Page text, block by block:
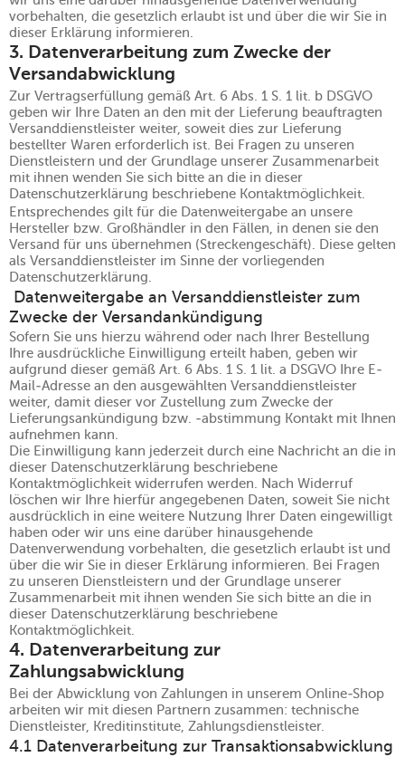
vorbehalten, die gesetzlich erlaubt ist und über die wir Sie in
dieser Erklärung informieren.
3. Datenverarbeitung zum Zwecke der
Versandabwicklung
Zur Vertragserfüllung gemäß Art. 6 Abs. 1 S. 1 lit. b DSGVO
geben wir Ihre Daten an den mit der Lieferung beauftragten
Versanddienstleister weiter, soweit dies zur Lieferung
bestellter Waren erforderlich ist. Bei Fragen zu unseren
Dienstleistern und der Grundlage unserer Zusammenarbeit
mit ihnen wenden Sie sich bitte an die in dieser
Datenschutzerklärung beschriebene Kontaktmöglichkeit.
Entsprechendes gilt für die Datenweitergabe an unsere
Hersteller bzw. Großhändler in den Fällen, in denen sie den
Versand für uns übernehmen (Streckengeschäft). Diese gelten
als Versanddienstleister im Sinne der vorliegenden
Datenschutzerklärung.
Datenweitergabe an Versanddienstleister zum
Zwecke der Versandankündigung
Sofern Sie uns hierzu während oder nach Ihrer Bestellung
Ihre ausdrückliche Einwilligung erteilt haben, geben wir
aufgrund dieser gemäß Art. 6 Abs. 1 S. 1 lit. a DSGVO Ihre E-
Mail-Adresse an den ausgewählten Versanddienstleister
weiter, damit dieser vor Zustellung zum Zwecke der
Lieferungsankündigung bzw. -abstimmung Kontakt mit Ihnen
aufnehmen kann.
Die Einwilligung kann jederzeit durch eine Nachricht an die in
dieser Datenschutzerklärung beschriebene
Kontaktmöglichkeit widerrufen werden. Nach Widerruf
löschen wir Ihre hierfür angegebenen Daten, soweit Sie nicht
ausdrücklich in eine weitere Nutzung Ihrer Daten eingewilligt
haben oder wir uns eine darüber hinausgehende
Datenverwendung vorbehalten, die gesetzlich erlaubt ist und
über die wir Sie in dieser Erklärung informieren. Bei Fragen
zu unseren Dienstleistern und der Grundlage unserer
Zusammenarbeit mit ihnen wenden Sie sich bitte an die in
dieser Datenschutzerklärung beschriebene
Kontaktmöglichkeit.
4. Datenverarbeitung zur
Zahlungsabwicklung
Bei der Abwicklung von Zahlungen in unserem Online-Shop
arbeiten wir mit diesen Partnern zusammen: technische
Dienstleister, Kreditinstitute, Zahlungsdienstleister.
4.1 Datenverarbeitung zur Transaktionsabwicklung